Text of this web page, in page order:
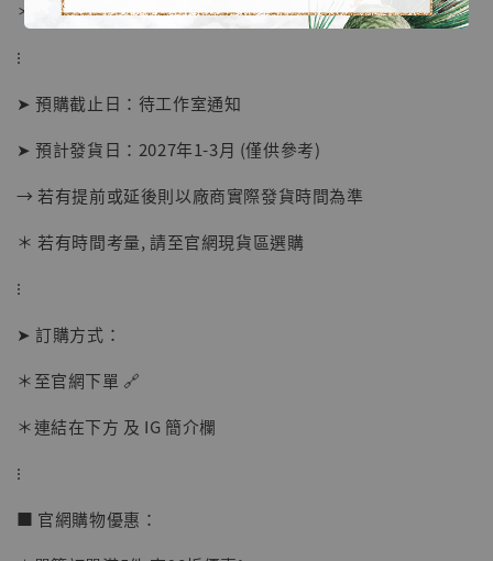
【店內現貨】海賊王 系列蒐藏雕像 布魯克達
NT$ 1,870
＊ 刷卡免手續費
⁝
➤ 預購截止日：待工作室通知
➤ 預計發貨日：2027年1-3月 (僅供參考)
→ 若有提前或延後則以廠商實際發貨時間為準
＊ 若有時間考量, 請至官網現貨區選購
⁝
➤ 訂購方式：
＊至官網下單 🔗
＊連結在下方 及 IG 簡介欄
⁝
■ 官網購物優惠：